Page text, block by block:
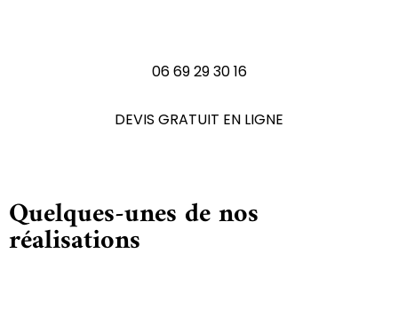
06 69 29 30 16
DEVIS GRATUIT EN LIGNE
Quelques-unes de nos
réalisations